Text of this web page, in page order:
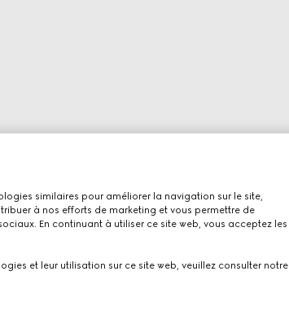
similaires pour améliorer la navigation sur le site,
à nos efforts de marketing et vous permettre de
En continuant à utiliser ce site web, vous acceptez les
et leur utilisation sur ce site web, veuillez consulter notre